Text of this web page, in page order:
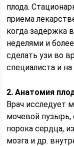
плода.
приема
когда задержка
неделями и
сделать узи во
специалиста и
2. Анатомия
Врач исследует
мочевой
порока сердца,
мозга и др.